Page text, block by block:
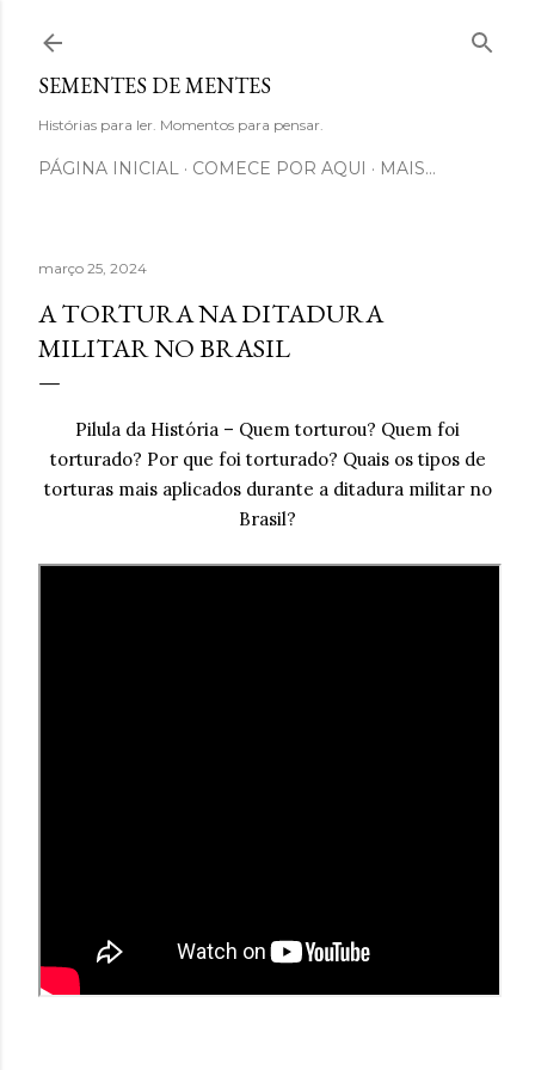
SEMENTES DE MENTES
Histórias para ler. Momentos para pensar.
PÁGINA INICIAL COMECE POR AQUI MAIS…
março 25, 2024
A TORTURA NA DITADURA
MILITAR NO BRASIL
Pilula da História – Quem torturou? Quem foi
torturado? Por que foi torturado? Quais os tipos de
torturas mais aplicados durante a ditadura militar no
Brasil?